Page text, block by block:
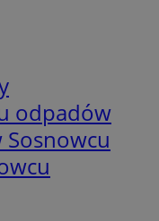
odpadów
Sosnowcu